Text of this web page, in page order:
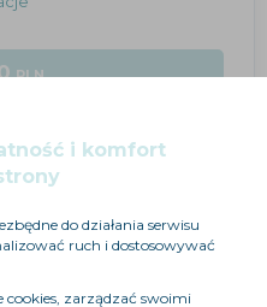
PLN
i komfort
do działania serwisu
ruch i dostosowywać
cookies, zarządzać swoimi